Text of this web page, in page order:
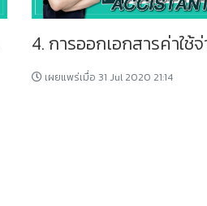
4. การออกเอกสารค่าใช้
เผยแพร่เมื่อ 31 Jul 2020 21:14